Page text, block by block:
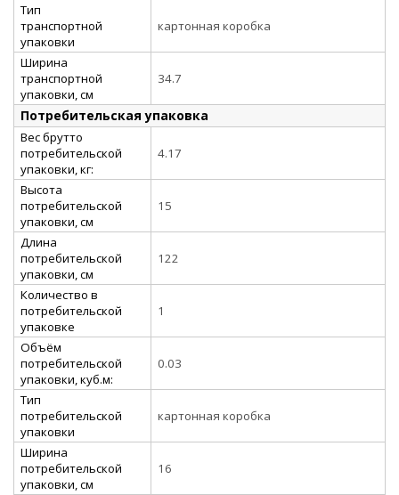
Тип
транспортной
упаковки
картонная коробка
Ширина
транспортной
упаковки, см
34.7
Потребительская упаковка
Вес брутто
потребительской
упаковки, кг:
4.17
Высота
потребительской
упаковки, см
15
Длина
потребительской
упаковки, см
122
Количество в
потребительской
упаковке
1
Объём
потребительской
упаковки, куб.м:
0.03
Тип
потребительской
упаковки
картонная коробка
Ширина
потребительской
упаковки, см
16